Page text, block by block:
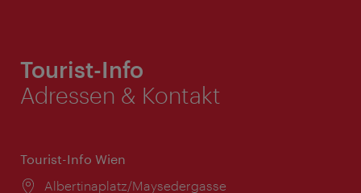
Tourist-Info
Adressen & Kontakt
Tourist-Info Wien
Ort:
Albertinaplatz/Maysedergasse